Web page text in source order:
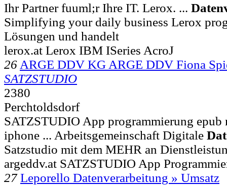
Ihr Partner fuuml;r Ihre IT. Lerox. ...
Simplifying your daily business Lerox
Lösungen und handelt
lerox.at Lerox IBM ISeries AcroJ
26 ARGE DDV KG ARGE DDV Fiona
SATZSTUDIO
2380
Perchtoldsdorf
SATZSTUDIO App programmierung
iphone ... Arbeitsgemeinschaft Digitale
Satzstudio mit dem MEHR an
argeddv.at SATZSTUDIO App
27 Leporello Datenverarbeitung » Umsatz